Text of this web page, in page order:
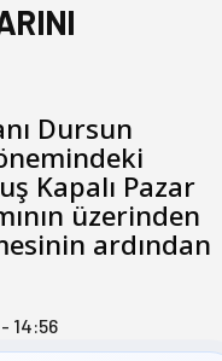
Dursun
Kapalı Pazar
üzerinden
ardından
14:56